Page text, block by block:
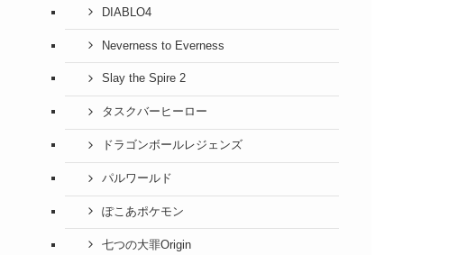
DIABLO4
Neverness to Everness
Slay the Spire 2
タスクバーヒーロー
ドラゴンボールレジェンズ
パルワールド
ぽこあポケモン
七つの大罪Origin